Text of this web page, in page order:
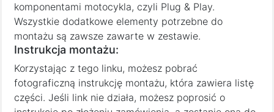
komponentami motocykla, czyli Plug & Play.
Wszystkie dodatkowe elementy potrzebne do
montażu są zawsze zawarte w zestawie.
Instrukcja montażu:
Korzystając z tego linku, możesz pobrać
fotograficzną instrukcję montażu, która zawiera listę
części. Jeśli link nie działa, możesz poprosić o